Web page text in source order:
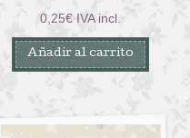
0,25€ IVA incl.
Añadir al carrito